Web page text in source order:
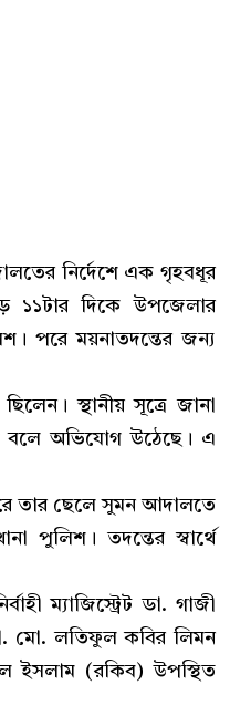
নির্দেশে এক গৃহবধূর
১১টার দিকে উপজেলার
পরে ময়নাতদন্তের জন্য
স্থানীয় সূত্রে জানা
বলে অভিযোগ উঠেছে। এ
তার ছেলে সুমন আদালতে
পুলিশ। তদন্তের স্বার্থে
ম্যাজিস্ট্রেট ডা. গাজী
মো. লতিফুল কবির লিমন
ইসলাম (রকিব) উপস্থিত